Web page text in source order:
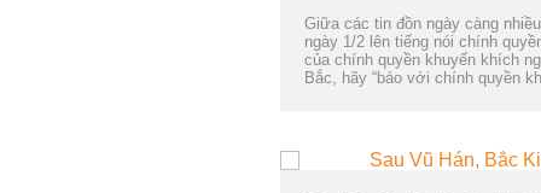
Giữa các tin đồn ngày càng
ngày 1/2 lên tiếng nói chính
của chính quyền khuyến khích
Bắc, hãy “báo với chính quyền